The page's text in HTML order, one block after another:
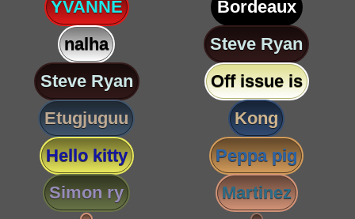
YVANNE
Bordeaux
nalha
Steve Ryan
Steve Ryan
Off issue is
Etugjuguu
Kong
Hello kitty
Peppa pig
Simon ry
Martinez